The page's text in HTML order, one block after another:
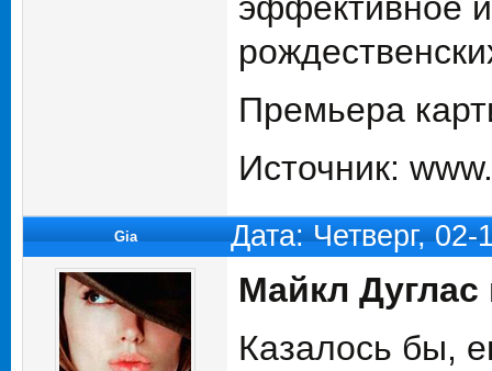
Премьера
Источник:
Gia Дата: Четверг,
Майкл Дуглас
Казалось бы,